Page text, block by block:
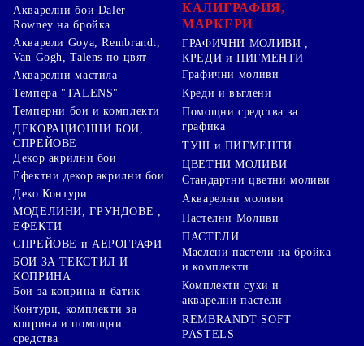
Акварелни бои Daler
Rowney на бройка
Акварели Goya, Rembrandt,
Van Gogh, Talens по цвят
Акварелни мастила
Темпера "TALENS"
Темперни бои и комплекти
ДЕКОРАЦИОННИ БОИ,
СПРЕЙОВЕ
Декор акрилни бои
Ефектни декор акрилни бои
Деко Контури
МОДЕЛИНИ, ГРУНДОВЕ ,
ЕФЕКТИ
СПРЕЙОВЕ и АЕРОГРАФИ
БОИ ЗА ТЕКСТИЛ И
КОПРИНА
Бои за коприна и батик
Контури, комплекти за
коприна и помощни
средства
КАЛИГРАФИЯ,
МАРКЕРИ
ГРАФИЧНИ МОЛИВИ ,
КРЕДИ и ПИГМЕНТИ
Графични моливи
Креди и въглени
Помощни средства за
графика
ТУШ и ПИГМЕНТИ
ЦВЕТНИ МОЛИВИ
Стандартни цветни моливи
Акварелни моливи
Пастелни Моливи
ПАСТЕЛИ
Маслени пастели на бройка
и комплекти
Комплекти сухи и
акварелни пастели
REMBRANDT SOFT
PASTELS